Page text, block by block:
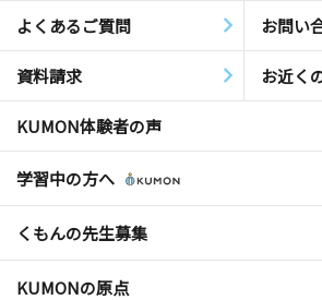
よくあるご質問 お問い
資料請求 お近く
KUMON体験者の声
学習中の方へ
くもんの先生募集
KUMONの原点